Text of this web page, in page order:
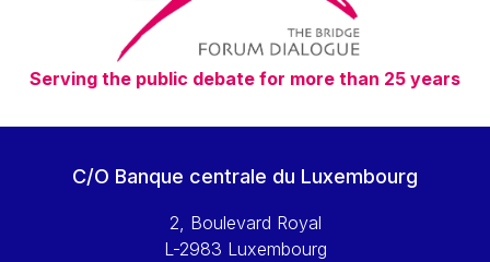
Vassilios Skouris
Vítor Manuel da Silva Caldeira
Viviane Reding
Walter Hagg
Wolfgang Ketterle
Serving the public debate for more than 25 years
C/O Banque centrale du Luxembourg
2, Boulevard Royal
L-2983 Luxembourg